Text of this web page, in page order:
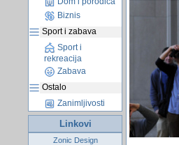
Biznis
Sport i zabava
Sport i
rekreacija
Zabava
Ostalo
Zanimljivosti
Linkovi
Zonic Design